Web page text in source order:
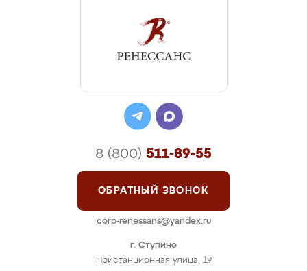
г. Ступино
Пристанционная улица, 19
8 (800) 511-89-55
ОБРАТНЫЙ ЗВОНОК
corp-renessans@yandex.ru